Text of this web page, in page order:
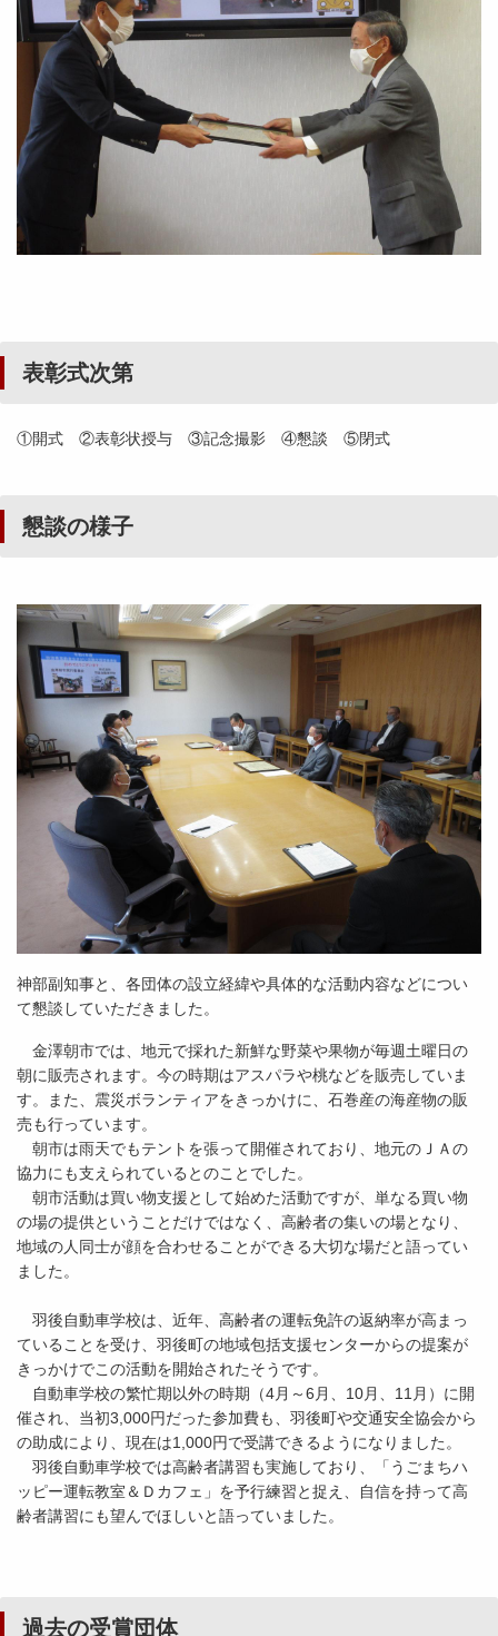
表彰式次第
①開式 ②表彰状授与 ③記念撮影 ④懇談 ⑤閉式
懇談の様子
神部副知事と、各団体の設立経緯や具体的な活動内容などについ
て懇談していただきました。
金澤朝市では、地元で採れた新鮮な野菜や果物が毎週土曜日の
朝に販売されます。今の時期はアスパラや桃などを販売していま
す。また、震災ボランティアをきっかけに、石巻産の海産物の販
売も行っています。
朝市は雨天でもテントを張って開催されており、地元のＪＡの
協力にも支えられているとのことでした。
朝市活動は買い物支援として始めた活動ですが、単なる買い物
の場の提供ということだけではなく、高齢者の集いの場となり、
地域の人同士が顔を合わせることができる大切な場だと語ってい
ました。
羽後自動車学校は、近年、高齢者の運転免許の返納率が高まっ
ていることを受け、羽後町の地域包括支援センターからの提案が
きっかけでこの活動を開始されたそうです。
自動車学校の繁忙期以外の時期（4月～6月、10月、11月）に開
催され、当初3,000円だった参加費も、羽後町や交通安全協会から
の助成により、現在は1,000円で受講できるようになりました。
羽後自動車学校では高齢者講習も実施しており、「うごまちハ
ッピー運転教室＆Ｄカフェ」を予行練習と捉え、自信を持って高
齢者講習にも望んでほしいと語っていました。
過去の受賞団体